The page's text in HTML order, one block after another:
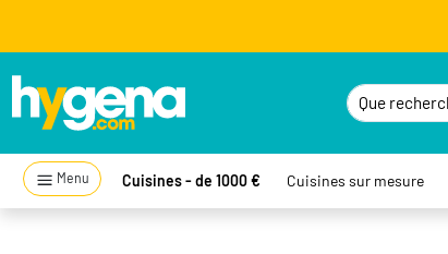
Menu Cuisines - de 1000 € Cuisines sur mesure